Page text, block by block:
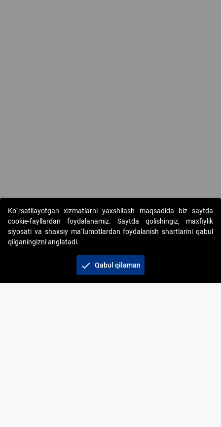
Copyright © 2017-2026. "Elektron onlayn-auksionlarni
tashkil etish" AJ. Barcha huquqlar himoyalangan
Ko`rsatilayotgan xizmatlarni yaxshilash maqsadida biz saytda
cookie-fayllardan foydalanamiz. Saytda qolishingiz, maxfiylik
siyosati va shaxsiy ma`lumotlardan foydalanish shartlarini qabul
qilganingizni anglatadi.
check Qabul qilaman